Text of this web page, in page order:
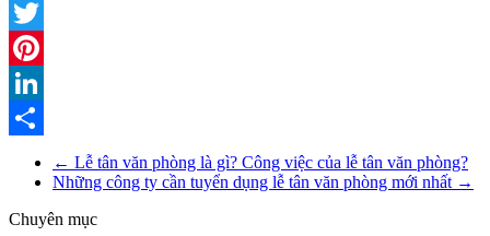
Facebook
Twitter
Pinterest
LinkedIn
← Lễ tân văn phòng là gì? Công việc của lễ tân văn phòng?
Những công ty cần tuyển dụng lễ tân văn phòng mới nhất →
Chuyên mục